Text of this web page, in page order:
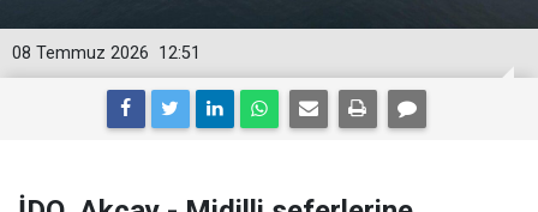
12:51
08 Temmuz 2026